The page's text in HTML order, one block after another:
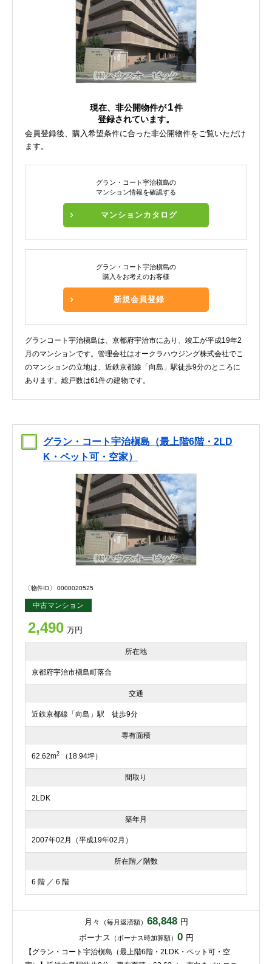
現在、非公開物件が 1件
登録されています。
会員登録後、購入希望条件に合った非公開物件をご覧いただけ
ます。
グラン・コート宇治槇島の
マンション情報を確認する
マンションカタログ
グラン・コート宇治槇島の
購入をお考えのお客様
新規会員登録
グランコート宇治槇島は、京都府宇治市にあり、竣工が平成19年2
月のマンションです。管理会社はオークラハウジング株式会社でこ
のマンションの立地は、近鉄京都線「向島」駅徒歩9分のところに
あります。総戸数は61件の建物です。
グラン・コート宇治槇島（最上階6階・2LD
K・ペット可・空家）
〔物件ID〕 0000020525
中古マンション
2,490 万円
所在地
京都府宇治市槇島町落合
交通
近鉄京都線「向島」駅 徒歩9分
専有面積
62.62m2 （18.94坪）
間取り
2LDK
築年月
2007年02月（平成19年02月）
所在階／階数
6 階 ／ 6 階
月々 （毎月返済額） 68,848 円
ボーナス （ボーナス時加算額） 0 円
【グラン・コート宇治槇島（最上階6階・2LDK・ペット可・空